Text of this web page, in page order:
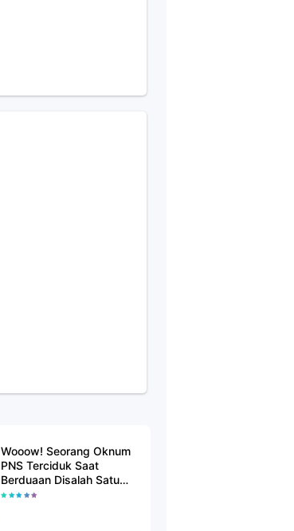
Wooow! Seorang Oknum
PNS Terciduk Saat
Berduaan Disalah Satu
Kamar Hotel Salatiga